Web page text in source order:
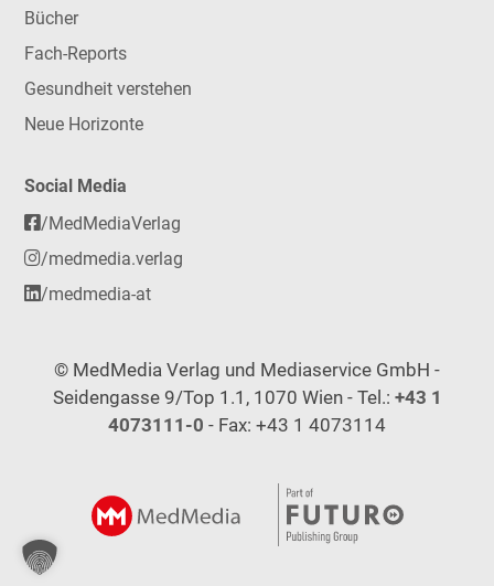
Bücher
Fach-Reports
Gesundheit verstehen
Neue Horizonte
Social Media
/MedMediaVerlag
/medmedia.verlag
/medmedia-at
© MedMedia Verlag und Mediaservice GmbH -
Seidengasse 9/Top 1.1, 1070 Wien - Tel.: +43 1
4073111-0 - Fax: +43 1 4073114